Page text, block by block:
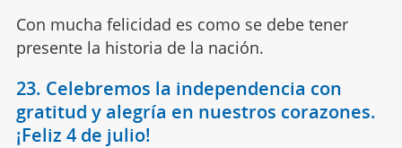
Con mucha felicidad es como se debe tener
presente la historia de la nación.
23. Celebremos la independencia con
gratitud y alegría en nuestros corazones.
¡Feliz 4 de julio!